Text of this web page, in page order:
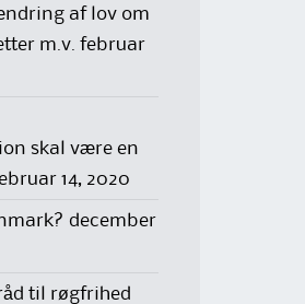
af lov om
m.v. februar
skal være en
14, 2020
december
råd til røgfrihed